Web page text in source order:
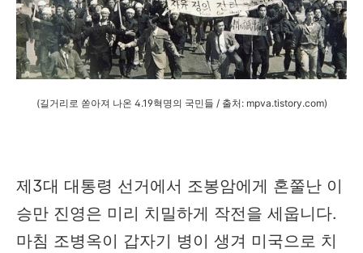
(길거리로 쏟아져 나온 4.19혁명의 국민들 / 출처: mpva.tistory.com)
제3대 대통령 선거에서 조봉암에게 혼쭐난 이
승만 진영은 미리 치밀하게 작전을 세웁니다.
마침 조병옥이 갑자기 병이 생겨 미국으로 치